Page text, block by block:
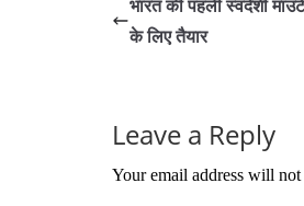
ok r
भारत की पहली स्वदेशी
के लिए तैयार
Leave a Reply
Your email address will not